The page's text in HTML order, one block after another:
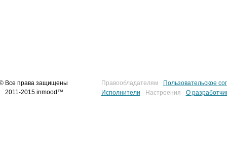
Все права защищены
2011-2015 inmood™
Правообладателям
Пользовательское
Исполнители
Настроения О